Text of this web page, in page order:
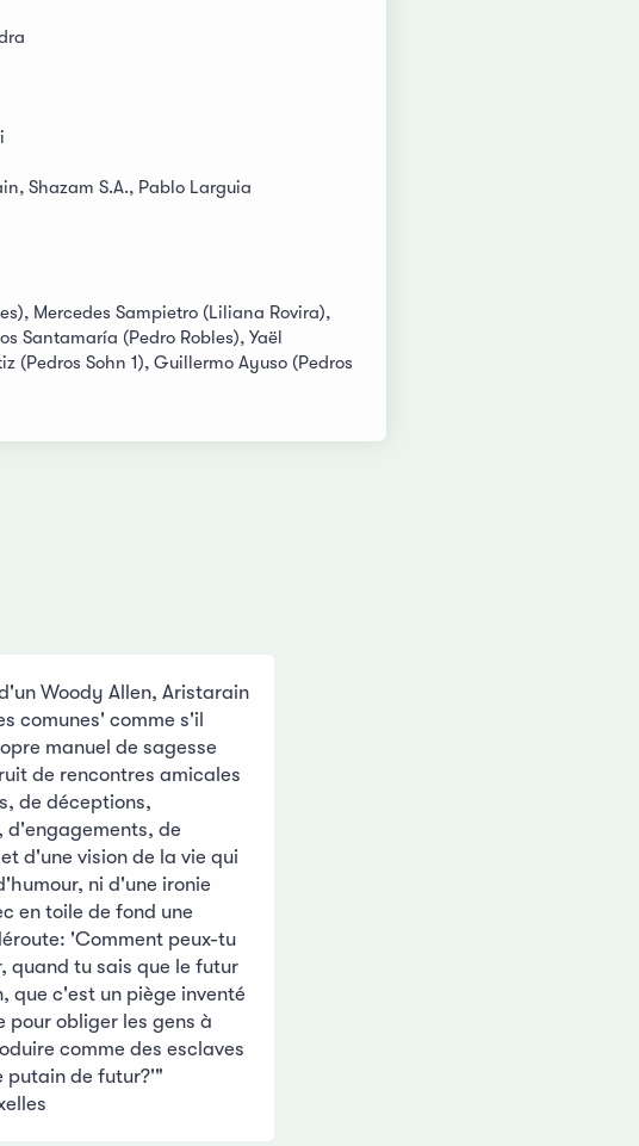
Shazam S.A., Pablo Larguia
Mercedes Sampietro (Liliana Rovira),
Santamaría (Pedro Robles), Yaël
(Pedros Sohn 1), Guillermo Ayuso (Pedros
Woody Allen, Aristarain
comunes' comme s'il
manuel de sagesse
de rencontres amicales
de déceptions,
d'engagements, de
d'une vision de la vie qui
ni d'une ironie
en toile de fond une
'Comment peux-tu
quand tu sais que le futur
que c'est un piège inventé
pour obliger les gens à
comme des esclaves
putain de futur?'"